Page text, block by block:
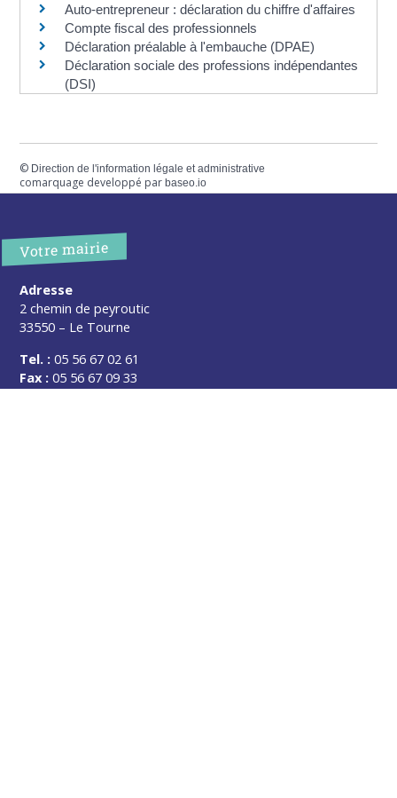
Auto-entrepreneur : déclaration du chiffre d'affaires
Compte fiscal des professionnels
Déclaration préalable à l'embauche (DPAE)
Déclaration sociale des professions indépendantes
(DSI)
© Direction de l'information légale et administrative
comarquage developpé parbaseo.io
Votre mairie
Adresse
2 chemin de peyroutic
33550 – Le Tourne
Tel. : 05 56 67 02 61
Fax : 05 56 67 09 33